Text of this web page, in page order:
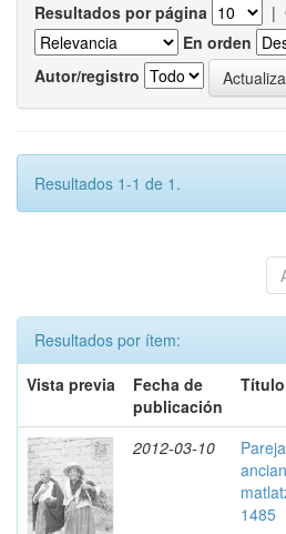
Resultados por página |
En orden
Autor/registro
Resultados 1-1 de 1.
Resultados por ítem:
Vista previa
Fecha de
publicación
Título
2012-03-10
1485